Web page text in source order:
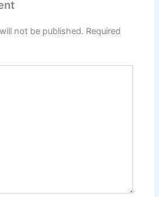
not be published. Required